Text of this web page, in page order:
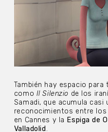
También hay espacio
como Il Silenzio de los
Samadi, que acumula casi
reconocimientos entre
en Cannes y la Espiga de
Valladolid .